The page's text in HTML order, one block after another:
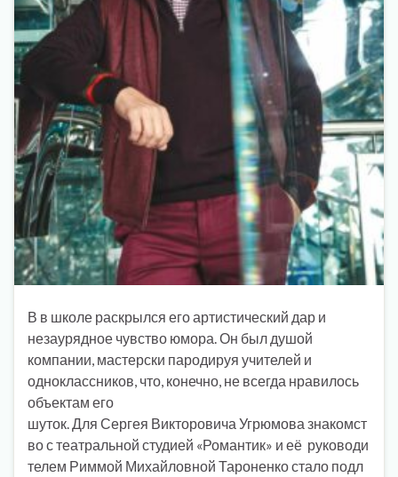
В в школе раскрылся его артистический дар и
незаурядное чувство юмора. Он был душой
компании, мастерски пародируя учителей и
одноклассников, что, конечно, не всегда нравилось
объектам его
шуток. Для Сергея Викторовича Угрюмова знакомст
во с театральной студией «Романтик» и её руководи
телем Риммой Михайловной Тароненко стало подл